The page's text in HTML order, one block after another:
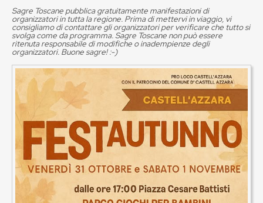
Sagre Toscane pubblica gratuitamente manifestazioni di
organizzatori in tutta la regione. Prima di mettervi in viaggio, vi
consigliamo di contattare gli organizzatori per verificare che tutto si
svolga come da programma. Sagre Toscane non può essere
ritenuta responsabile di modifiche o inadempienze degli
organizzatori. Buone sagre! :-)